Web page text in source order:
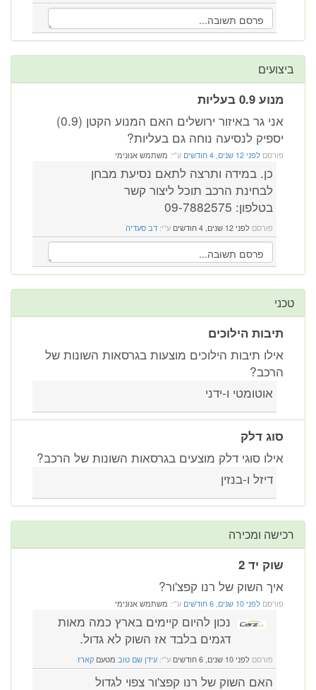
ביצועים
מנוע 0.9 בעליות
אני גר באיזור ירושלים האם המנוע הקטן (0.9)
יספיק לנסיעה נוחה גם בעליות?
פורסם לפני 12 שנים, 4 חודשים ע"י: משתמש אנונימי
כן. במידה ותרצה לתאם נסיעת מבחן
לבחינת הרכב תוכל ליצור קשר
בטלפון: 09-7882575
פורסם לפני 12 שנים, 4 חודשים ע"י: דב סעדיה
טכני
תיבות הילוכים
אילו תיבות הילוכים מוצעות בגרסאות השונות של
הרכב?
אוטומטי ו-ידני
סוג דלק
אילו סוגי דלק מוצעים בגרסאות השונות של הרכב?
דיזל ו-בנזין
רכישה ומכירה
שוק יד 2
איך השוק של רנו קפצ'ור?
פורסם לפני 10 שנים, 6 חודשים ע"י: משתמש אנונימי
נכון להיום קיימים בארץ כמה מאות
דגמים בלבד אז השוק לא גדול.
פורסם לפני 10 שנים, 6 חודשים ע"י: עידן שם טוב מטעם קארז
האם השוק של רנו קפצ'ור צפוי לגדול